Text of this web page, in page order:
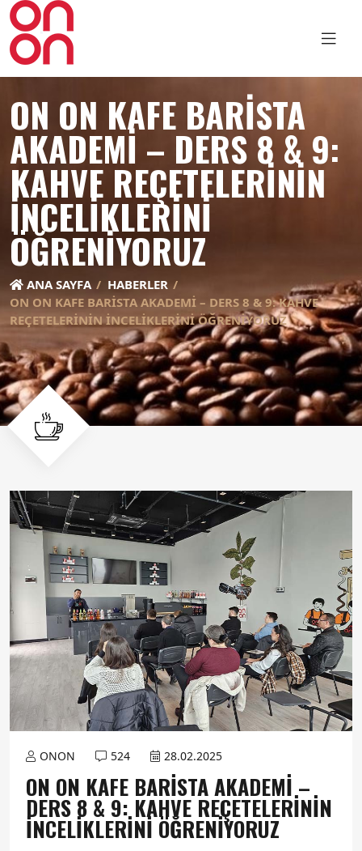
ON ON KAFE BARISTA
AKADEMI – DERS 8 & 9:
KAHVE REÇETELERININ
İNCELIKLERINI
ÖĞRENIYORUZ
ANA SAYFA
HABERLER
ON ON KAFE BARISTA AKADEMI – DERS 8 & 9: KAHVE
REÇETELERININ İNCELIKLERINI ÖĞRENIYORUZ
ONON 524 28.02.2025
ON ON KAFE BARISTA AKADEMI –
DERS 8 & 9: KAHVE REÇETELERININ
İNCELIKLERINI ÖĞRENIYORUZ